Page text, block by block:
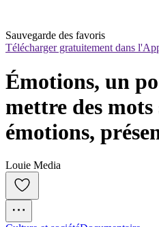
Sauvegarde des favoris
Télécharger gratuitement dans
Émotions, un
mettre des mots
émotions,
Misset
Louie Media